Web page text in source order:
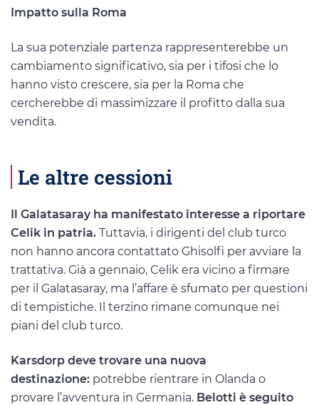
Impatto sulla Roma
La sua potenziale partenza rappresenterebbe un
cambiamento significativo, sia per i tifosi che lo
hanno visto crescere, sia per la Roma che
cercherebbe di massimizzare il profitto dalla sua
vendita.
Le altre cessioni
Il Galatasaray ha manifestato interesse a riportare
Celik in patria. Tuttavia, i dirigenti del club turco
non hanno ancora contattato Ghisolfi per avviare la
trattativa. Già a gennaio, Celik era vicino a firmare
per il Galatasaray, ma l’affare è sfumato per questioni
di tempistiche. Il terzino rimane comunque nei
piani del club turco.
Karsdorp deve trovare una nuova
destinazione: potrebbe rientrare in Olanda o
provare l’avventura in Germania. Belotti è seguito